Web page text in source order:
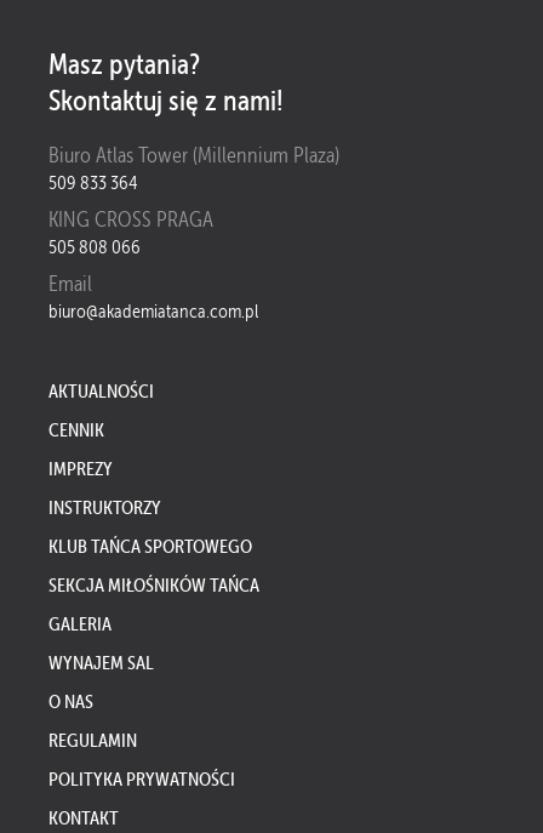
Masz pytania?
Skontaktuj się z nami!
Biuro Atlas Tower (Millennium Plaza)
509 833 364
KING CROSS PRAGA
505 808 066
Email
biuro@akademiatanca.com.pl
AKTUALNOŚCI
CENNIK
IMPREZY
INSTRUKTORZY
KLUB TAŃCA SPORTOWEGO
SEKCJA MIŁOŚNIKÓW TAŃCA
GALERIA
WYNAJEM SAL
O NAS
REGULAMIN
POLITYKA PRYWATNOŚCI
KONTAKT